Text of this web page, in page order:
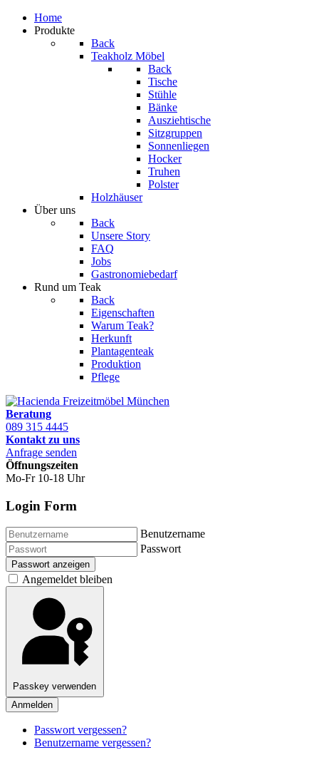
Home
Produkte
Back
Teakholz Möbel
Back
Tische
Stühle
Bänke
Ausziehtische
Sitzgruppen
Sonnenliegen
Hocker
Truhen
Polster
Holzhäuser
Über uns
Back
Unsere Story
FAQ
Jobs
Gastronomiebedarf
Rund um Teak
Back
Eigenschaften
Warum Teak?
Herkunft
Plantagenteak
Produktion
Pflege
Beratung
089 315 4445
Kontakt zu uns
Anfrage senden
Öffnungszeiten
Mo-Fr 10-18 Uhr
Login Form
Benutzername
Passwort
Passwort anzeigen
Angemeldet bleiben
Passkey verwenden
Anmelden
Passwort vergessen?
Benutzername vergessen?